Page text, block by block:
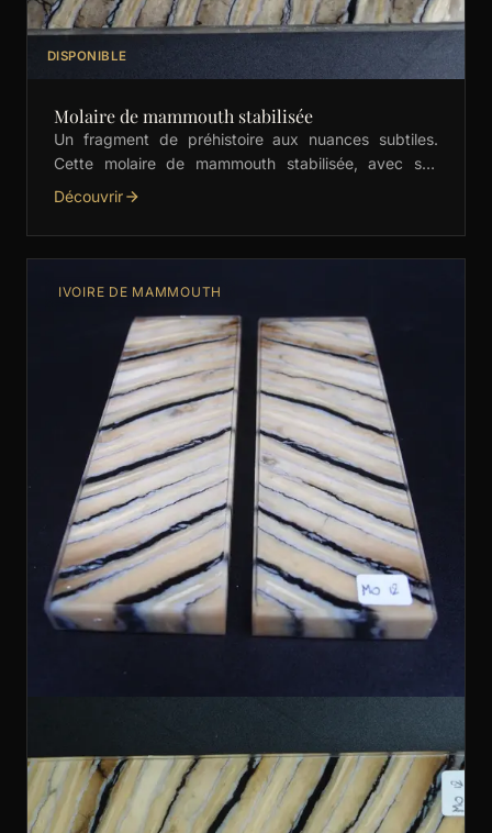
DISPONIBLE
Molaire de mammouth stabilisée
Un fragment de préhistoire aux nuances subtiles.
Cette molaire de mammouth stabilisée, avec ses
motifs crème élégants, est idéale pour les manches
Découvrir
IVOIRE DE MAMMOUTH